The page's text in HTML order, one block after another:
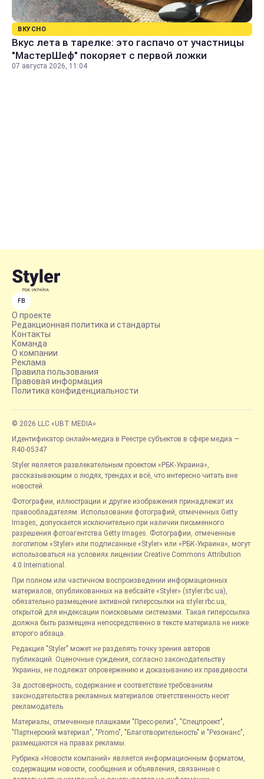
ВКУСНО
Вкус лета в тарелке: это гаспачо от участницы
"МастерШеф" покоряет с первой ложки
07 августа 2026, 11:04
FB
О проекте
Редакционная политика и стандарты
Контакты
Команда
О компании
Реклама
Правила пользования
Правовая информация
Политика конфиденциальности
© 2026 LLC «UBT MEDIA»
Идентификатор онлайн-медиа в Реестре субъектов в сфере медиа —
R40-05347
Styler является развлекательным проектом «РБК-Украина»,
рассказывающим о людях, трендах и всё, что интересно читать вне
новостей.
Фотографии, иллюстрации и другие изображения принадлежат их
правообладателям. Использование фотографий, отмеченных Getty
Images, допускается исключительно при наличии письменного
разрешения фотоагентства Getty Images. Фотографии, отмеченные
логотипом «Styler» или подписанные «Styler» или «РБК-Украина», могут
использоваться на условиях лицензии Creative Commons Attribution
4.0 International.
При полном или частичном воспроизведении информационных
материалов, опубликованных на вебсайте «Styler» (styler.rbc.ua),
обязательно размещение активной гиперссылки на styler.rbc.ua,
открытой для индексации поисковыми системами. Такая гиперссылка
должна быть размещена непосредственно в тексте материала не ниже
второго абзаца.
Редакция "Styler" может не разделять точку зрения авторов
публикаций. Оценочные суждения, согласно законодательству
Украины, не подлежат опровержению и доказыванию их правдивости.
За достоверность, содержание и соответствие требованиям
законодательства рекламных материалов ответственность несет
рекламодатель.
Материалы, отмеченные плашками "Пресс-релиз", "Спецпроект",
"Партнерский материал", "Promo", "Благотворительность" и "Резонанс",
размещаются на правах рекламы.
Рубрика «Новости компаний» является информационным форматом,
содержащим новости, сообщения и объявления, связанные с